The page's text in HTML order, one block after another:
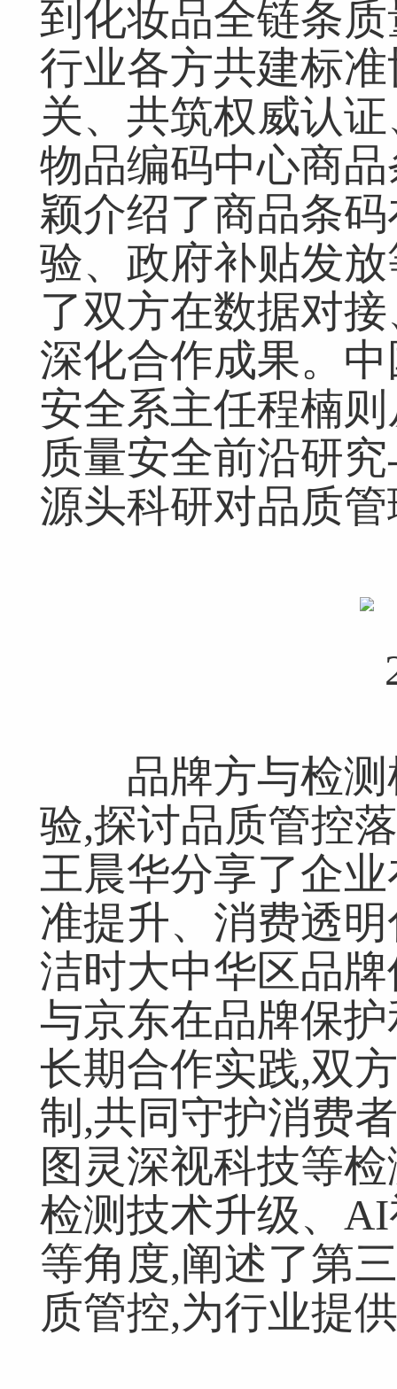
到化妆品全链条
行业各方共建标
关、共筑权威认
物品编码中心商
颖介绍了商品条
验、政府补贴发
了双方在数据对
深化合作成果。
安全系主任程楠
质量安全前沿研
源头科研对品质
品牌方与检测
验,探讨品质管控
王晨华分享了企
准提升、消费透
洁时大中华区品
与京东在品牌保
长期合作实践,双
制,共同守护消费
图灵深视科技等
检测技术升级、
等角度,阐述了第
质管控,为行业提